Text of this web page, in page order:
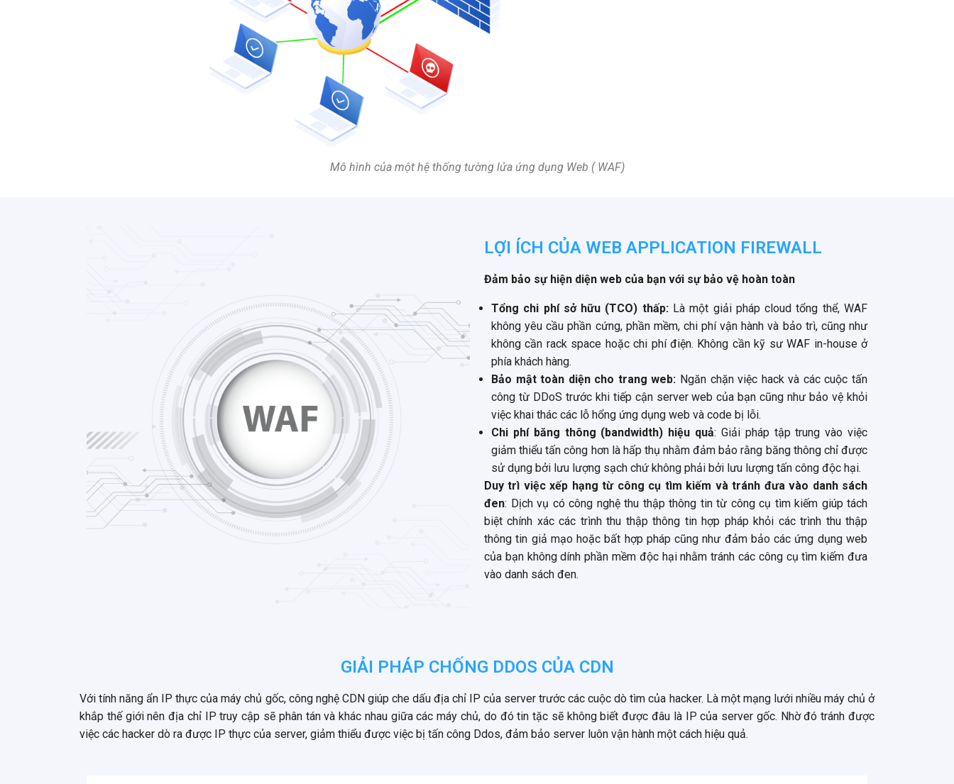
Mô hình của một hệ thống tường lửa ứng dụng Web ( WAF)
LỢI ÍCH CỦA WEB APPLICATION FIREWALL
Đảm bảo sự hiện diện web của bạn với sự bảo vệ hoàn toàn
Tổng chi phí sở hữu (TCO) thấp:Là một giải pháp cloud tổng thể, WAF
không yêu cầu phần cứng, phần mềm, chi phí vận hành và bảo trì, cũng như
không cần rack space hoặc chi phí điện. Không cần kỹ sư WAF in-house ở
phía khách hàng.
Bảo mật toàn diện cho trang web: Ngăn chặn việc hack và các cuộc tấn
công từ DDoS trước khi tiếp cận server web của bạn cũng như bảo vệ khỏi
việc khai thác các lỗ hổng ứng dụng web và code bị lỗi.
Chi phí băng thông (bandwidth) hiệu quả: Giải pháp tập trung vào việc
giảm thiểu tấn công hơn là hấp thụ nhằm đảm bảo rằng băng thông chỉ được
sử dụng bởi lưu lượng sạch chứ không phải bởi lưu lượng tấn công độc hại.
Duy trì việc xếp hạng từ công cụ tìm kiếm và tránh đưa vào danh sách
đen: Dịch vụ có công nghệ thu thập thông tin từ công cụ tìm kiếm giúp tách
biệt chính xác các trình thu thập thông tin hợp pháp khỏi các trình thu thập
thông tin giả mạo hoặc bất hợp pháp cũng như đảm bảo các ứng dụng web
của bạn không dính phần mềm độc hại nhằm tránh các công cụ tìm kiếm đưa
vào danh sách đen.
GIẢI PHÁP CHỐNG DDOS CỦA CDN
Với tính năng ẩn IP thực của máy chủ gốc, công nghệ CDN giúp che dấu địa chỉ IP của server trước các cuộc dò tìm của hacker. Là một mạng lưới nhiều máy chủ ở
khắp thế giới nên địa chỉ IP truy cập sẽ phân tán và khác nhau giữa các máy chủ, do đó tin tặc sẽ không biết được đâu là IP của server gốc. Nhờ đó tránh được
việc các hacker dò ra được IP thực của server, giảm thiểu được việc bị tấn công Ddos, đảm bảo server luôn vận hành một cách hiệu quả.